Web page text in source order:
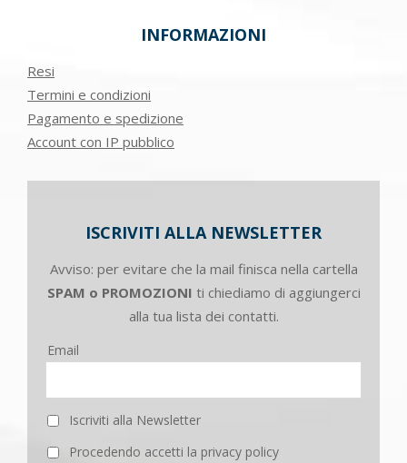
INFORMAZIONI
Resi
Termini e condizioni
Pagamento e spedizione
Account con IP pubblico
ISCRIVITI ALLA NEWSLETTER
Avviso: per evitare che la mail finisca nella cartella
SPAM o PROMOZIONI ti chiediamo di aggiungerci
alla tua lista dei contatti.
Email
Iscriviti alla Newsletter
Procedendo accetti la privacy policy